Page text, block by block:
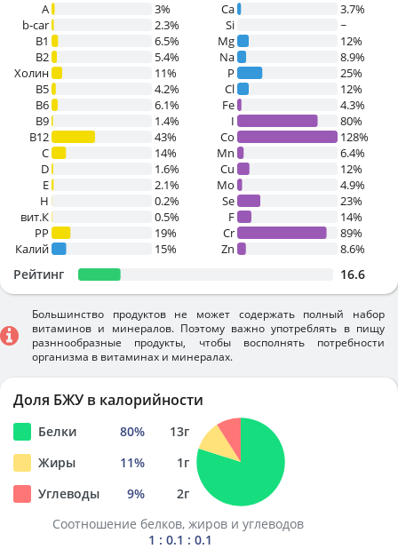
A
3%
b-car
2.3%
В1
6.5%
B2
5.4%
Холин
11%
B5
4.2%
B6
6.1%
B9
1.4%
B12
43%
C
14%
D
1.6%
E
2.1%
H
0.2%
вит.К
0.5%
PP
19%
Калий
15%
Ca
3.7%
Si
~
Mg
12%
Na
8.9%
P
25%
Cl
12%
Fe
4.3%
I
80%
Co
128%
Mn
6.4%
Cu
12%
Mo
4.9%
Se
23%
F
14%
Cr
89%
Zn
8.6%
Рейтинг 16.6
Большинство продуктов не может содержать полный набор
витаминов и минералов. Поэтому важно употреблять в пищу
разннообразные продукты, чтобы восполнять потребности
организма в витаминах и минералах.
Доля БЖУ в калорийности
Белки 80% 13г
Жиры
11% 1г
Углеводы
9% 2г
Соотношение белков, жиров и углеводов
1 : 0.1 : 0.1